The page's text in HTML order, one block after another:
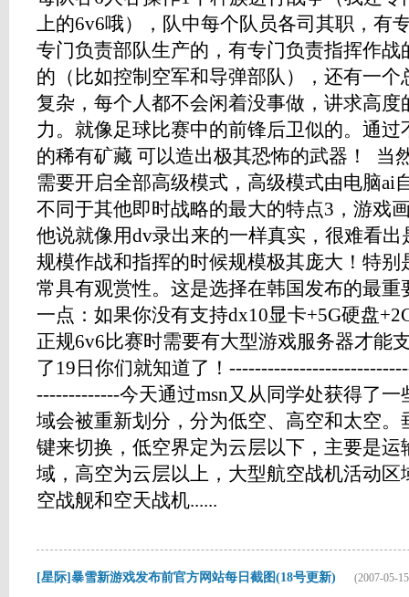
上的6v6哦），队中每个队员各司其职，有
专门负责部队生产的，有专门负责指挥作
的（比如控制空军和导弹部队），还有一
复杂，每个人都不会闲着没事做，讲求高
力。就像足球比赛中的前锋后卫似的。通
的稀有矿藏 可以造出极其恐怖的武器！ 当
需要开启全部高级模式，高级模式由电脑ai
不同于其他即时战略的最大的特点3，游戏
他说就像用dv录出来的一样真实，很难看
规模作战和指挥的时候规模极其庞大！特
常具有观赏性。这是选择在韩国发布的最重
一点：如果你没有支持dx10显卡+5G硬盘
正规6v6比赛时需要有大型游戏服务器才能
了19日你们就知道了！
-------------今天通过msn又从同学处获得了一
域会被重新划分，分为低空、高空和太空
键来切换，低空界定为云层以下，主要是
域，高空为云层以上，大型航空战机活动
空战舰和空天战机......
[星际]暴雪新游戏发布前官方网站每日截图(18号更新) (2007-05-